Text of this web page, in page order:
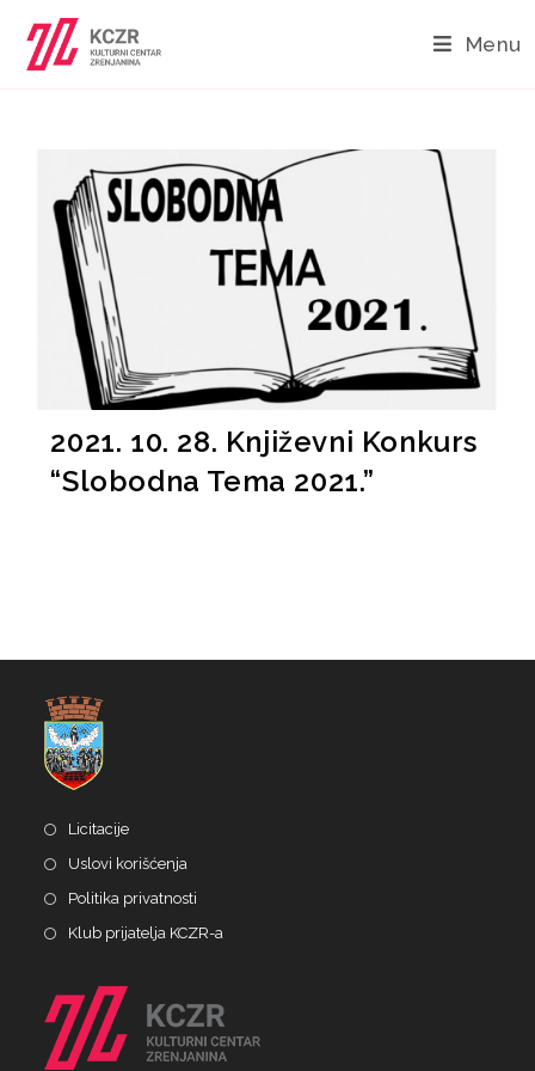
Menu
2021. 10. 28. Književni Konkurs
“Slobodna Tema 2021.”
Licitacije
Uslovi korišćenja
Politika privatnosti
Klub prijatelja KCZR-a